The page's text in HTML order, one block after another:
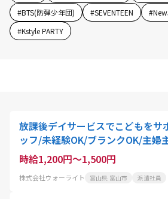
#BTS(防弾少年団) #SEVENTEEN #
#Kstyle PARTY
放課後デイサービスでこどもをサ
ッフ/未経験OK/ブランクOK/主婦
時給1,200円～1,500円
株式会社ウォーライト 富山県 富山市 派遣社員